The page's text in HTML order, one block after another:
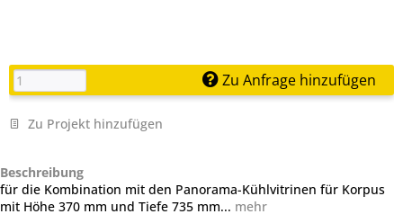
Zu Anfrage hinzufügen
Zu Projekt hinzufügen
Beschreibung
für die Kombination mit den Panorama-Kühlvitrinen für Korpus
mit Höhe 370 mm und Tiefe 735 mm... mehr